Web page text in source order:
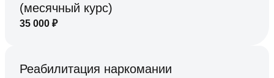
(месячный курс)
35 000 ₽
Реабилитация наркомании